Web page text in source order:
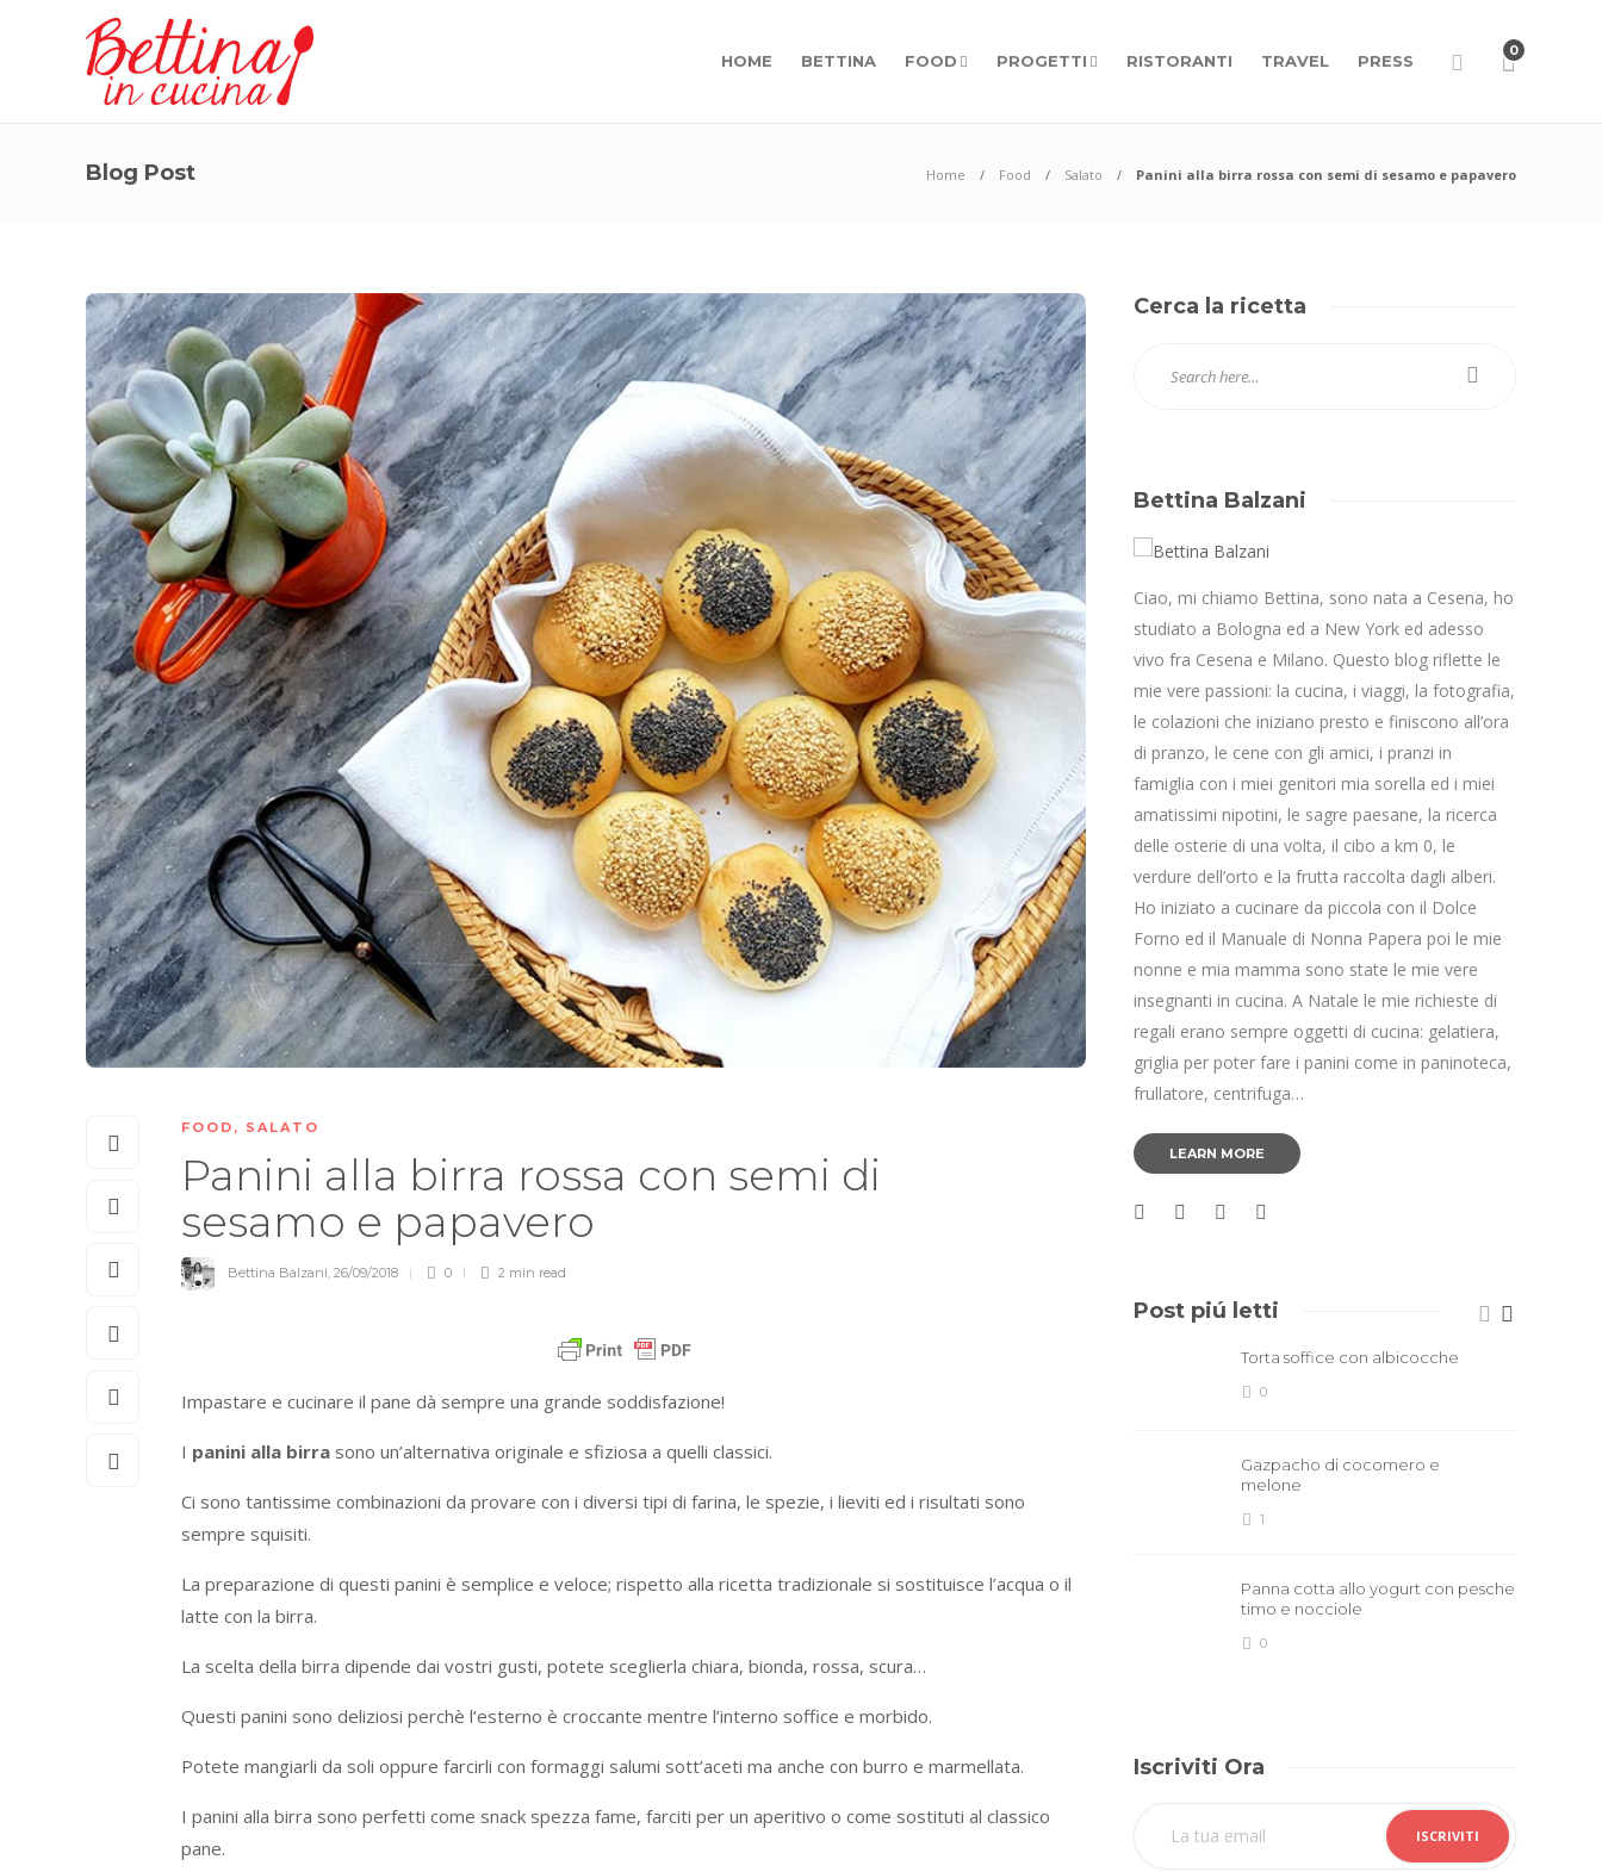
HOME BETTINA FOOD PROGETTI RISTORANTI TRAVEL PRESS
0
Blog Post Home Food Salato Panini alla birra rossa con semi di sesamo e papavero
FOOD , SALATO
Panini alla birra rossa con semi di
sesamo e papavero
Bettina Balzani, 26/09/2018 0 2 min read
Impastare e cucinare il pane dà sempre una grande soddisfazione!
I panini alla birra sono un’alternativa originale e sfiziosa a quelli classici.
Ci sono tantissime combinazioni da provare con i diversi tipi di farina, le spezie, i lieviti ed i risultati sono
sempre squisiti.
La preparazione di questi panini è semplice e veloce; rispetto alla ricetta tradizionale si sostituisce l’acqua o il
latte con la birra.
La scelta della birra dipende dai vostri gusti, potete sceglierla chiara, bionda, rossa, scura…
Questi panini sono deliziosi perchè l’esterno è croccante mentre l’interno soffice e morbido.
Potete mangiarli da soli oppure farcirli con formaggi salumi sott’aceti ma anche con burro e marmellata.
I panini alla birra sono perfetti come snack spezza fame, farciti per un aperitivo o come sostituti al classico
pane.
Cerca la ricetta
Bettina Balzani
Ciao, mi chiamo Bettina, sono nata a Cesena, ho
studiato a Bologna ed a New York ed adesso
vivo fra Cesena e Milano. Questo blog riflette le
mie vere passioni: la cucina, i viaggi, la fotografia,
le colazioni che iniziano presto e finiscono all’ora
di pranzo, le cene con gli amici, i pranzi in
famiglia con i miei genitori mia sorella ed i miei
amatissimi nipotini, le sagre paesane, la ricerca
delle osterie di una volta, il cibo a km 0, le
verdure dell’orto e la frutta raccolta dagli alberi.
Ho iniziato a cucinare da piccola con il Dolce
Forno ed il Manuale di Nonna Papera poi le mie
nonne e mia mamma sono state le mie vere
insegnanti in cucina. A Natale le mie richieste di
regali erano sempre oggetti di cucina: gelatiera,
griglia per poter fare i panini come in paninoteca,
frullatore, centrifuga…
LEARN MORE
Post piú letti
Torta soffice con albicocche
0
Gazpacho di cocomero e
melone
1
Panna cotta allo yogurt con pesche
timo e nocciole
0
Iscriviti Ora